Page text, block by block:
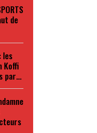
de
les
Koffi
par…